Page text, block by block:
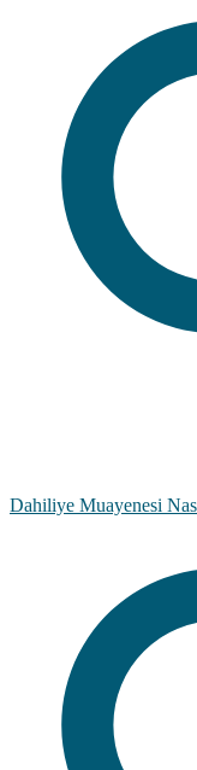
Dahiliye Muayenesi